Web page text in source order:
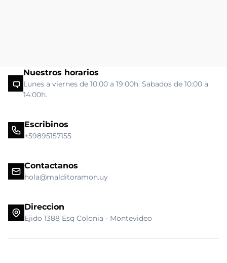
Nuestros horarios
Lunes a viernes de 10:00 a 19:00h. Sabados de 10:00 a
14:00h.
Escribinos
+59895157155
Contactanos
hola@malditoramon.uy
Direccion
Ejido 1388 Esq Colonia - Montevideo